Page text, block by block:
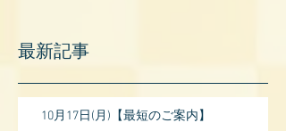
最新記事
10月17日(月)【最短のご案内】